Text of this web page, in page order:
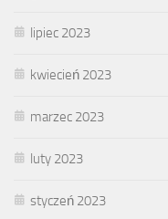
lipiec 2023
kwiecień 2023
marzec 2023
luty 2023
styczeń 2023